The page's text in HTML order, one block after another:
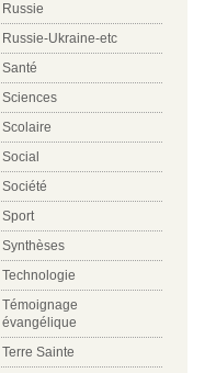
Russie
Russie-Ukraine-etc
Santé
Sciences
Scolaire
Social
Société
Sport
Synthèses
Technologie
Témoignage
évangélique
Terre Sainte